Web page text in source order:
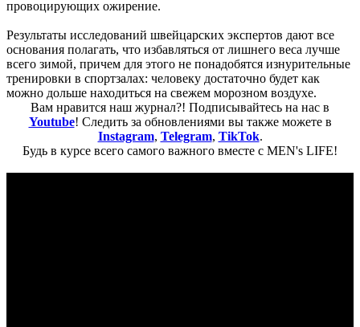
провоцирующих ожирение.
Результаты исследований швейцарских экспертов дают все
основания полагать, что избавляться от лишнего веса лучше
всего зимой, причем для этого не понадобятся изнурительные
тренировки в спортзалах: человеку достаточно будет как
можно дольше находиться на свежем морозном воздухе.
Вам нравится наш журнал?! Подписывайтесь на нас в
Youtube! Следить за обновлениями вы также можете в
Instagram, Telegram, TikTok.
Будь в курсе всего самого важного вместе с MEN's LIFE!